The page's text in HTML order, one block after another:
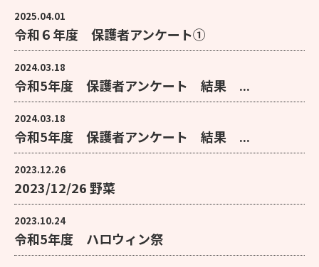
2025.04.01
令和６年度 保護者アンケート①
2024.03.18
令和5年度 保護者アンケート 結果 ...
2024.03.18
令和5年度 保護者アンケート 結果 ...
2023.12.26
2023/12/26 野菜
2023.10.24
令和5年度 ハロウィン祭